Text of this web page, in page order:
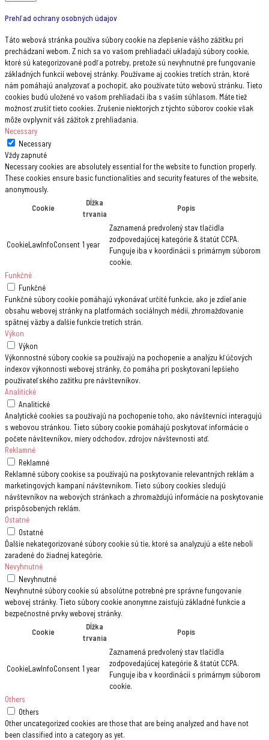
Prehľad ochrany osobných údajov
Táto webová stránka používa súbory cookie na zlepšenie vášho zážitku pri
prechádzaní webom. Z nich sa vo vašom prehliadači ukladajú súbory cookie,
ktoré sú kategorizované podľa potreby, pretože sú nevyhnutné pre fungovanie
základných funkcií webovej stránky. Používame aj cookies tretích strán, ktoré
nám pomáhajú analyzovať a pochopiť, ako používate túto webovú stránku. Tieto
cookies budú uložené vo vašom prehliadači iba s vaším súhlasom. Máte tiež
možnosť zrušiť tieto cookies. Zrušenie niektorých z týchto súborov cookie však
môže ovplyvniť váš zážitok z prehliadania.
Necessary
Necessary
Vždy zapnuté
Necessary cookies are absolutely essential for the website to function properly.
These cookies ensure basic functionalities and security features of the website,
anonymously.
Cookie
Dĺžka
trvania
Popis
CookieLawInfoConsent 1 year
Zaznamená predvolený stav tlačidla
zodpovedajúcej kategórie & štatút CCPA.
Funguje iba v koordinácii s primárnym súborom
cookie.
Funkčné
Funkčné
Funkčné súbory cookie pomáhajú vykonávať určité funkcie, ako je zdieľanie
obsahu webovej stránky na platformách sociálnych médií, zhromažďovanie
spätnej väzby a ďalšie funkcie tretích strán.
Výkon
Výkon
Výkonnostné súbory cookie sa používajú na pochopenie a analýzu kľúčových
indexov výkonnosti webovej stránky, čo pomáha pri poskytovaní lepšieho
používateľského zažitku pre návštevníkov.
Analitické
Analitické
Analytické cookies sa používajú na pochopenie toho, ako návštevníci interagujú
s webovou stránkou. Tieto súbory cookie pomáhajú poskytovať informácie o
počete návštevníkov, miery odchodov, zdrojov návštevnosti atď.
Reklamné
Reklamné
Reklamné súbory cookise sa používajú na poskytovanie relevantných reklám a
marketingových kampaní návštevníkom. Tieto súbory cookies sledujú
návštevníkov na webových stránkach a zhromažďujú informácie na poskytovanie
prispôsobených reklám.
Ostatné
Ostatné
Ďalšie nekategorizované súbory cookie sú tie, ktoré sa analyzujú a ešte neboli
zaradené do žiadnej kategórie.
Nevyhnutné
Nevyhnutné
Nevyhnutné súbory cookie sú absolútne potrebné pre správne fungovanie
webovej stránky. Tieto súbory cookie anonymne zaisťujú základné funkcie a
bezpečnostné prvky webovej stránky.
Cookie
Dĺžka
trvania
Popis
CookieLawInfoConsent 1 year
Zaznamená predvolený stav tlačidla
zodpovedajúcej kategórie & štatút CCPA.
Funguje iba v koordinácii s primárnym súborom
cookie.
Others
Others
Other uncategorized cookies are those that are being analyzed and have not
been classified into a category as yet.